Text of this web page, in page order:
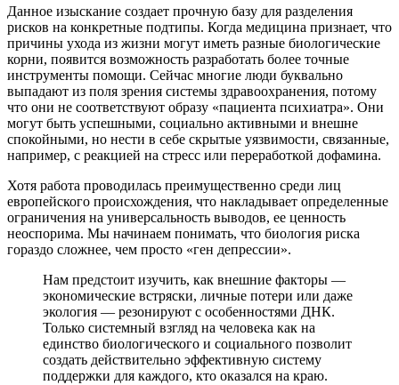
Данное изыскание создает прочную базу для разделения
рисков на конкретные подтипы. Когда медицина признает, что
причины ухода из жизни могут иметь разные биологические
корни, появится возможность разработать более точные
инструменты помощи. Сейчас многие люди буквально
выпадают из поля зрения системы здравоохранения, потому
что они не соответствуют образу «пациента психиатра». Они
могут быть успешными, социально активными и внешне
спокойными, но нести в себе скрытые уязвимости, связанные,
например, с реакцией на стресс или переработкой дофамина.
Хотя работа проводилась преимущественно среди лиц
европейского происхождения, что накладывает определенные
ограничения на универсальность выводов, ее ценность
неоспорима. Мы начинаем понимать, что биология риска
гораздо сложнее, чем просто «ген депрессии».
Нам предстоит изучить, как внешние факторы —
экономические встряски, личные потери или даже
экология — резонируют с особенностями ДНК.
Только системный взгляд на человека как на
единство биологического и социального позволит
создать действительно эффективную систему
поддержки для каждого, кто оказался на краю.